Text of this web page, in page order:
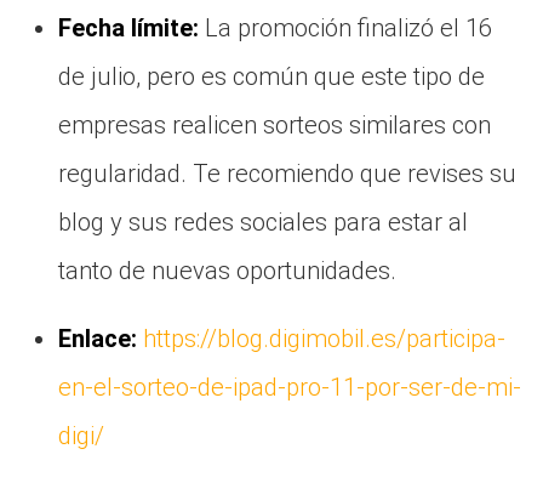
Fecha límite: La promoción finalizó el 16
de julio, pero es común que este tipo de
empresas realicen sorteos similares con
regularidad. Te recomiendo que revises su
blog y sus redes sociales para estar al
tanto de nuevas oportunidades.
Enlace: https://blog.digimobil.es/participa-
en-el-sorteo-de-ipad-pro-11-por-ser-de-mi-
digi/